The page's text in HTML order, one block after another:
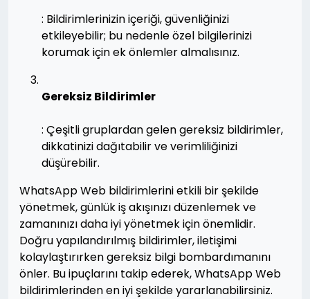
: Bildirimlerinizin içeriği, güvenliğinizi
etkileyebilir; bu nedenle özel bilgilerinizi
korumak için ek önlemler almalısınız.
Gereksiz Bildirimler
: Çeşitli gruplardan gelen gereksiz bildirimler,
dikkatinizi dağıtabilir ve verimliliğinizi
düşürebilir.
WhatsApp Web bildirimlerini etkili bir şekilde
yönetmek, günlük iş akışınızı düzenlemek ve
zamanınızı daha iyi yönetmek için önemlidir.
Doğru yapılandırılmış bildirimler, iletişimi
kolaylaştırırken gereksiz bilgi bombardımanını
önler. Bu ipuçlarını takip ederek, WhatsApp Web
bildirimlerinden en iyi şekilde yararlanabilirsiniz.